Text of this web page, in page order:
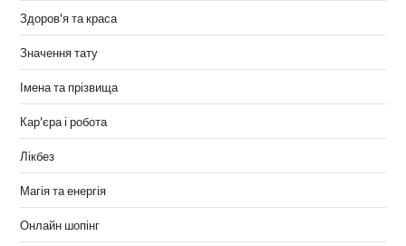
Здоров'я та краса
Значення тату
Імена та прізвища
Кар'єра і робота
Лікбез
Магія та енергія
Онлайн шопінг